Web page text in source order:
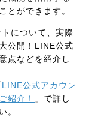
とができます。
について、実際
公開！LINE公式
点などを紹介し
LINE公式アカウン
紹介！
」で詳し
。